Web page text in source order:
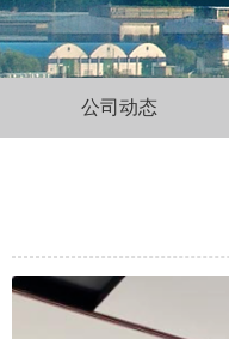
公司动态